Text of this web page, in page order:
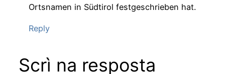
Ortsnamen in Südtirol festgeschrieben hat.
Reply
Scrì na resposta